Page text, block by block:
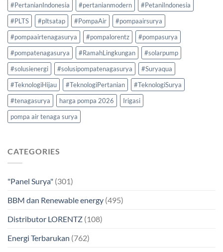
#PertanianIndonesia
#pertanianmodern
#PetaniIndonesia
#PLTS
#pltsatap #PompaAir
#pompaairsurya
#pompaairtenagasurya
#pompalorentz
#pompasurya
#pompatenagasurya
#RamahLingkungan
#solarpump
#solusienergi
#solusipompatenagasurya
#Suryaqua
#TeknologiHijau
#TeknologiPertanian
#TeknologiSurya
#tenagasurya
harga pompa 2026
Irigasi
pompa air tenaga surya
CATEGORIES
"Panel Surya" (301)
BBM dan Renewable energy (495)
Distributor LORENTZ (108)
Energi Terbarukan (762)